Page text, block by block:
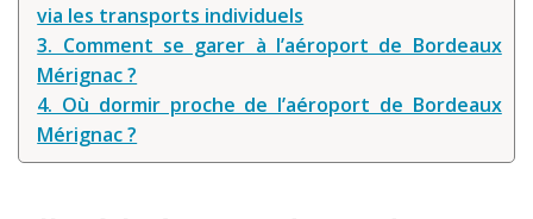
Le logement en voyage
LA carte bancaire
via les transports individuels
3. Comment se garer à l’aéroport de Bordeaux
Mérignac ?
4. Où dormir proche de l’aéroport de Bordeaux
Mérignac ?